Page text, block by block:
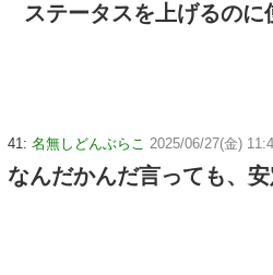
ステータスを上げるのに
41: 名無しどんぶらこ 2025/06/27(金)
なんだかんだ言っても、